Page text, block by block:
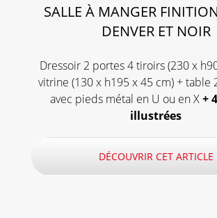
SALLE À MANGER
DENVER ET NOIR
Dressoir 2 portes 4 tiroirs (230 x
vitrine (130 x h195 x 45 cm) + table
avec pieds métal en U ou en X+
illustrées
DÉCOUVRIR CET ARTICLE